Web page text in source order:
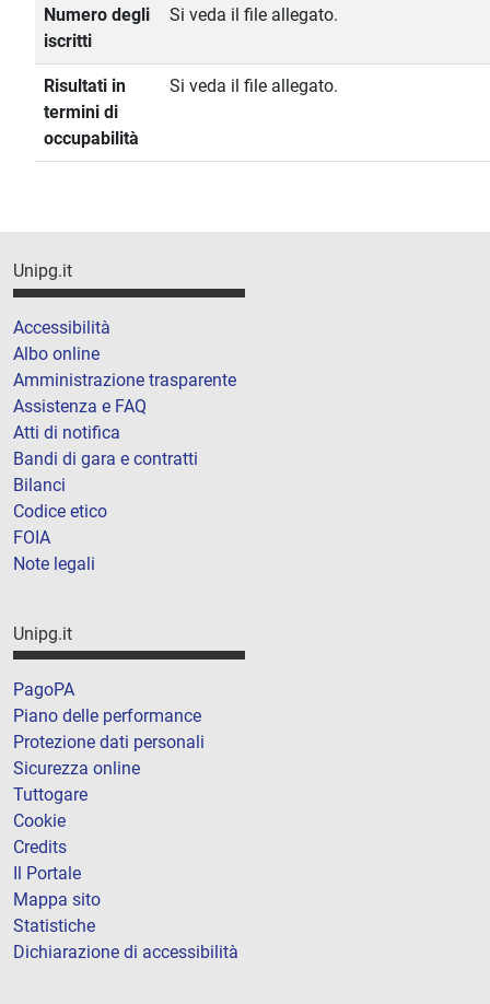
Numero degli
iscritti
Si veda il file allegato.
Risultati in
termini di
occupabilità
Si veda il file allegato.
Unipg.it
Accessibilità
Albo online
Amministrazione trasparente
Assistenza e FAQ
Atti di notifica
Bandi di gara e contratti
Bilanci
Codice etico
FOIA
Note legali
Unipg.it
PagoPA
Piano delle performance
Protezione dati personali
Sicurezza online
Tuttogare
Cookie
Credits
Il Portale
Mappa sito
Statistiche
Dichiarazione di accessibilità